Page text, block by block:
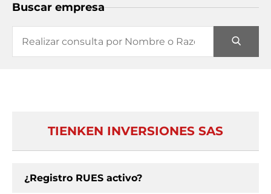
Buscar empresa
TIENKEN INVERSIONES SAS
¿Registro RUES activo?